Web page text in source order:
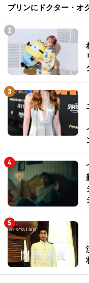
ブリンにドクター・オ